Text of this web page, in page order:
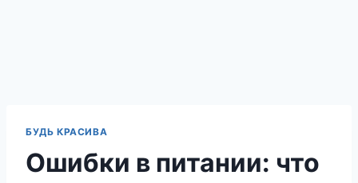
БУДЬ КРАСИВА
Ошибки в питании: что